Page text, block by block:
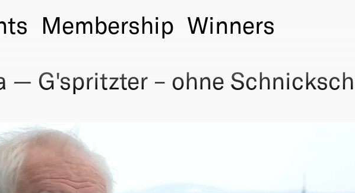
Membership Winners
— G'spritzter – ohne